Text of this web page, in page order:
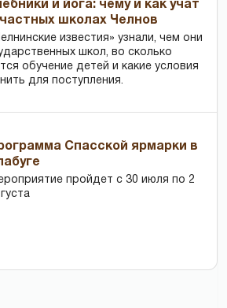
и йога: чему и как учат
частных школах Челнов
известия» узнали, чем они
школ, во сколько
обучение детей и какие условия
для поступления.
Спасской ярмарки в
пройдет с 30 июля по 2